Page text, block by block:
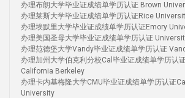
办理布朗大学毕业证成绩单学历认证 Brown
办理莱斯大学毕业证成绩单学历认证Rice
办理埃默里大学毕业证成绩单学历认证Emory
办理美国圣母大学毕业证成绩单学历认证
办理范德堡大学Vandy毕业证成绩单学历认证
办理加州大学伯克利分校Cal毕业证成绩单学历认
California Berkeley
办理卡内基梅隆大学CMU毕业证成绩单学历认证
University